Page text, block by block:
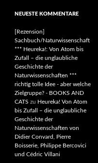
NEUESTE KOMMENTARE
[Rezension]
Sachbuch/Naturwissenschaft
*** Heureka!: Von Atom bis
Zufall – die unglaubliche
Geschichte der
Naturwissenschaften ***
richtig tolle Idee - aber welche
Zielgruppe? - BOOKS AND
CATS zu Heureka! Von Atom
bis Zufall – die unglaubliche
Geschichte der
Naturwissenschaften von
Didier Convard, Pierre
Boisserie, Philippe Bercovici
und Cédric Villani